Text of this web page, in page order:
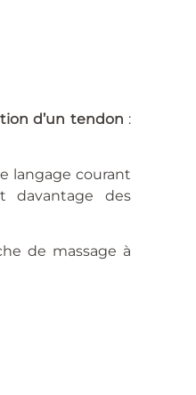
d’un tendon :
langage courant
davantage des
de massage à